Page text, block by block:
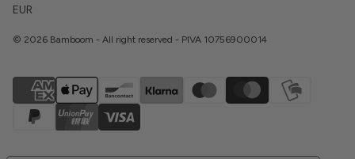
EUR
© 2026 Bamboom - All right reserved - PIVA 10756900014